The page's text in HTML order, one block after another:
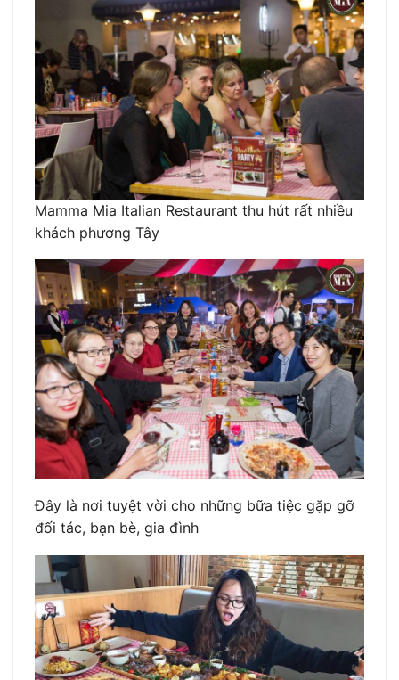
Mamma Mia Italian Restaurant thu hút rất nhiều
khách phương Tây
Đây là nơi tuyệt vời cho những bữa tiệc gặp gỡ
đối tác, bạn bè, gia đình